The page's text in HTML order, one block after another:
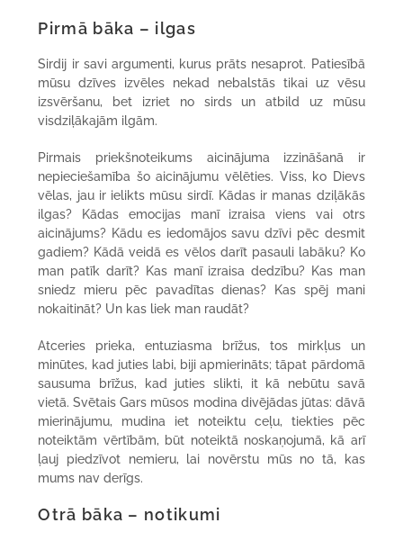
Pirmā bāka – ilgas
Sirdij ir savi argumenti, kurus prāts nesaprot. Patiesībā
mūsu dzīves izvēles nekad nebalstās tikai uz vēsu
izsvēršanu, bet izriet no sirds un atbild uz mūsu
visdziļākajām ilgām.
Pirmais priekšnoteikums aicinājuma izzināšanā ir
nepieciešamība šo aicinājumu vēlēties. Viss, ko Dievs
vēlas, jau ir ielikts mūsu sirdī. Kādas ir manas dziļākās
ilgas? Kādas emocijas manī izraisa viens vai otrs
aicinājums? Kādu es iedomājos savu dzīvi pēc desmit
gadiem? Kādā veidā es vēlos darīt pasauli labāku? Ko
man patīk darīt? Kas manī izraisa dedzību? Kas man
sniedz mieru pēc pavadītas dienas? Kas spēj mani
nokaitināt? Un kas liek man raudāt?
Atceries prieka, entuziasma brīžus, tos mirkļus un
minūtes, kad juties labi, biji apmierināts; tāpat pārdomā
sausuma brīžus, kad juties slikti, it kā nebūtu savā
vietā. Svētais Gars mūsos modina divējādas jūtas: dāvā
mierinājumu, mudina iet noteiktu ceļu, tiekties pēc
noteiktām vērtībām, būt noteiktā noskaņojumā, kā arī
ļauj piedzīvot nemieru, lai novērstu mūs no tā, kas
mums nav derīgs.
Otrā bāka – notikumi